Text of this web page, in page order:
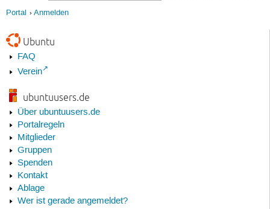
Portal Anmelden
Ubuntu
FAQ
Verein
ubuntuusers.de
Über ubuntuusers.de
Portalregeln
Mitglieder
Gruppen
Spenden
Kontakt
Ablage
Wer ist gerade angemeldet?